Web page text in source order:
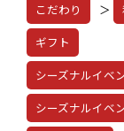
こだわり
＞
ギフト
シーズナルイベ
シーズナルイベ